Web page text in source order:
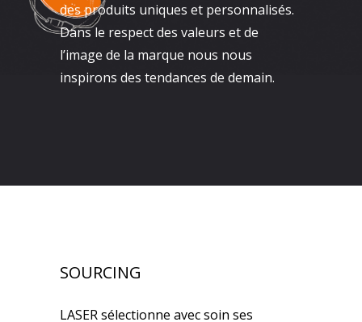
des produits uniques et personnalisés.
Dans le respect des valeurs et de
l’image de la marque nous nous
inspirons des tendances de demain.
SOURCING
LASER sélectionne avec soin ses